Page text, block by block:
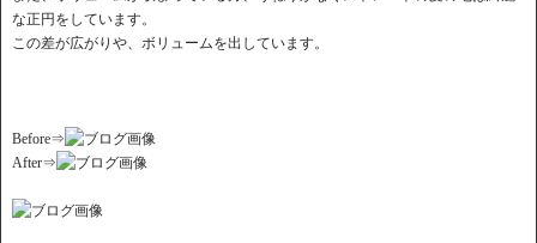
な正円をしています。
この差が広がりや、ボリュームを出しています。
Before⇒
After⇒